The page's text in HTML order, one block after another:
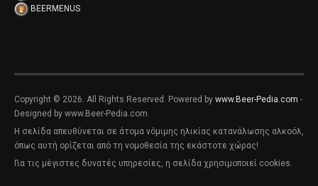
BEERMENUS
Copyright © 2026. All Rights Reserved. Powered by www.Beer-Pedia.com -
Designed by www.Beer-Pedia.com.
Η σελίδα απευθύνεται σε άτομα νόμιμης ηλικίας κατανάλωσης αλκοόλ,
όπως αυτή ορίζεται από τη νομοθεσία της εκάστοτε χώρας!
Για τις μέγιστες δυνατές υπηρεσίες, η σελίδα χρησιμοποιεί cookies.